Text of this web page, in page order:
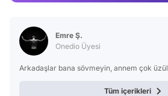
Emre Ş.
Onedio Üyesi
Arkadaşlar bana sövmeyin, annem çok
Tüm içerikleri